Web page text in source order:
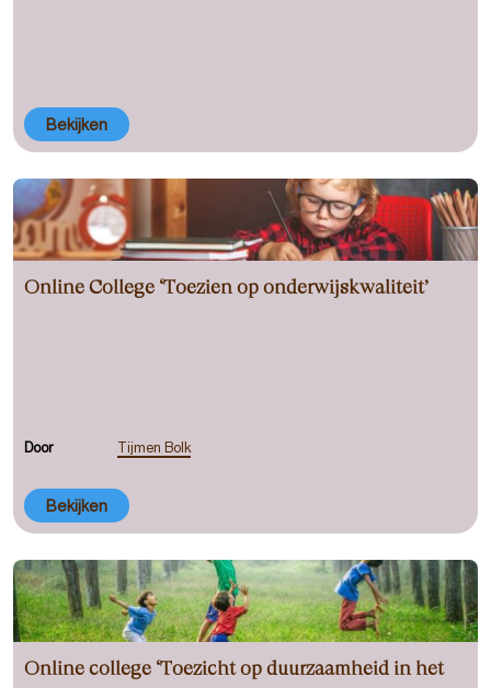
Bekijken
Online College ‘Toezien op onderwijskwaliteit’
Door Tijmen Bolk
Bekijken
Online college ‘Toezicht op duurzaamheid in het